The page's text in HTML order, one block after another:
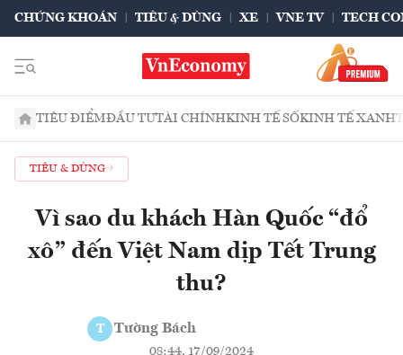
CHỨNG KHOÁN TIÊU & DÙNG XE VNE TV TECH
TIÊU ĐIỂMĐẦU TƯTÀI CHÍNHKINH TẾ SỐKINH TẾ XANH
TIÊU & DÙNG
Vì sao du khách Hàn Quốc “đổ
xô” đến Việt Nam dịp Tết Trung
thu?
T Tường Bách
08:44, 17/09/2024